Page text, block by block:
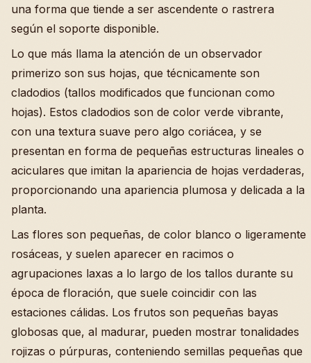
una forma que tiende a ser ascendente o rastrera
según el soporte disponible.
Lo que más llama la atención de un observador
primerizo son sus hojas, que técnicamente son
cladodios (tallos modificados que funcionan como
hojas). Estos cladodios son de color verde vibrante,
con una textura suave pero algo coriácea, y se
presentan en forma de pequeñas estructuras lineales o
aciculares que imitan la apariencia de hojas verdaderas,
proporcionando una apariencia plumosa y delicada a la
planta.
Las flores son pequeñas, de color blanco o ligeramente
rosáceas, y suelen aparecer en racimos o
agrupaciones laxas a lo largo de los tallos durante su
época de floración, que suele coincidir con las
estaciones cálidas. Los frutos son pequeñas bayas
globosas que, al madurar, pueden mostrar tonalidades
rojizas o púrpuras, conteniendo semillas pequeñas que